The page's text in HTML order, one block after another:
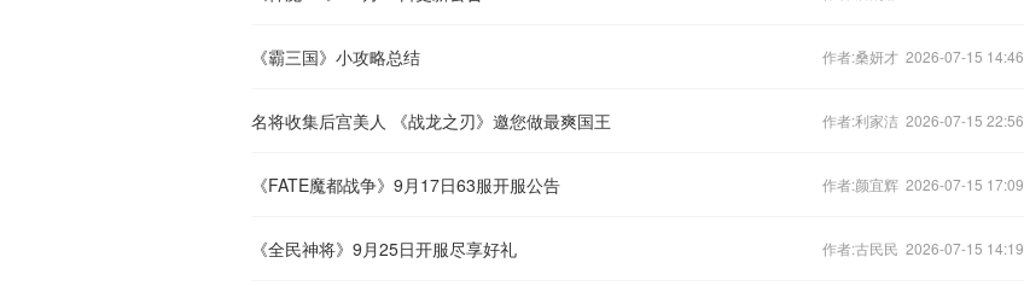
《霸三国》小攻略总结 作者:桑妍才 2026-07-15 14:46
名将收集后宫美人 《战龙之刃》邀您做最爽国王 作者:利家洁 2026-07-15 22:56
《FATE魔都战争》9月17日63服开服公告 作者:颜宜辉 2026-07-15 17:09
《全民神将》9月25日开服尽享好礼 作者:古民民 2026-07-15 14:19